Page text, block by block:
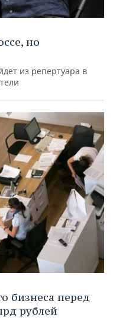
но
из репертуара в
бизнеса перед
рублей